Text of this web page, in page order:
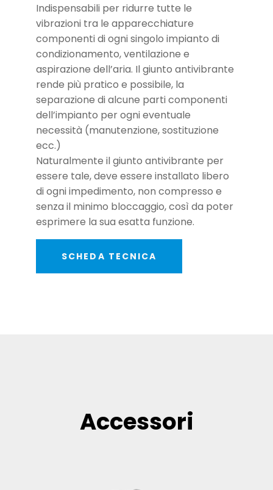
Indispensabili per ridurre tutte le
vibrazioni tra le apparecchiature
componenti di ogni singolo impianto di
condizionamento, ventilazione e
aspirazione dell’aria. Il giunto antivibrante
rende più pratico e possibile, la
separazione di alcune parti componenti
dell’impianto per ogni eventuale
necessità (manutenzione, sostituzione
ecc.)
Naturalmente il giunto antivibrante per
essere tale, deve essere installato libero
di ogni impedimento, non compresso e
senza il minimo bloccaggio, così da poter
esprimere la sua esatta funzione.
SCHEDA TECNICA
Accessori